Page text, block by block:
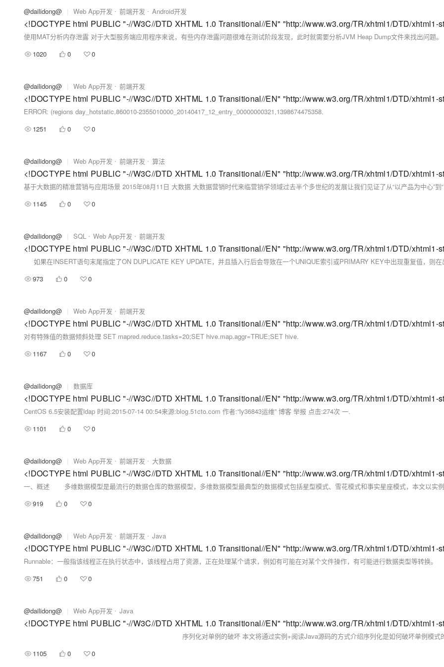
@dailidong@ | Web App开发 前端开发 Android开发
使用MAT分析内存泄露 对于大型服务端应用程序来说，有些内存泄露问题很难在测试阶段发现，此时就需要分析JVM Heap Dump文件来找出问题。
1020
0 0
@dailidong@ | Web App开发 前端开发
ERROR: (regions day_hotstatic,860010-2355010000_20140417_12_entry_00000000321,1398674475358.
1251
0 0
@dailidong@ | Web App开发 前端开发 算法
1145
0 0
@dailidong@ | SQL Web App开发 前端开发
973
0 0
@dailidong@ | Web App开发 前端开发
对有特殊值的数据倾斜处理 SET mapred.reduce.tasks=20;SET hive.map.aggr=TRUE;SET hive.
1167
0 0
@dailidong@ | 数据库
CentOS 6.5安装配置ldap 时间:2015-07-14 00:54来源:blog.51cto.com 作者:“ly36843运维” 博客 举报 点击:274次 一.
1101
0 0
@dailidong@ | Web App开发 前端开发 大数据
919
0 0
@dailidong@ | Web App开发 前端开发 Java
Runnable：一般指该线程正在执行状态中，该线程占用了资源，正在处理某个请求，例如有可能在对某个文件操作，有可能进行数据类型等转换。
751
0 0
@dailidong@ | Web App开发 Java
1105
0 0